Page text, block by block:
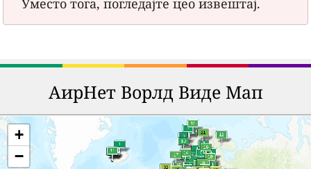
Уместо тога, погледајте цео извештај.
АирНет Ворлд Виде Мап
+
−